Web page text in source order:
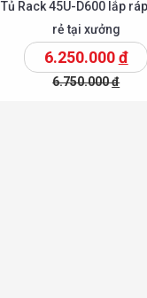
Tủ Rack 45U-D600 lắp
rẻ tại xưởng
6.250.000đ
6.750.000đ